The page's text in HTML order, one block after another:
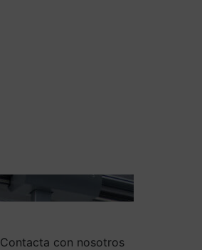
Contacta con nosotros